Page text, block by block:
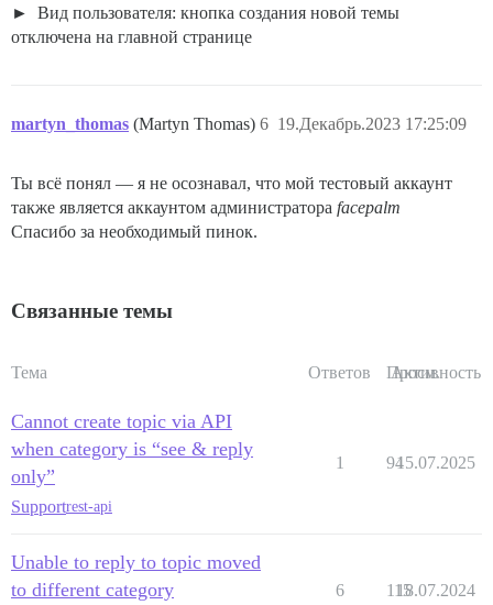
Вид пользователя: кнопка создания новой темы
отключена на главной странице
martyn_thomas (Martyn Thomas) 19.Декабрь.2023 17:25:09
6
Ты всё понял — я не осознавал, что мой тестовый аккаунт
также является аккаунтом администратора facepalm
Спасибо за необходимый пинок.
Связанные темы
Тема Ответов Просм.
Активность
Cannot create topic via API
when category is “see & reply
only”
Supportrest-api
1 9415.07.2025
Unable to reply to topic moved
to different category
6 115
18.07.2024